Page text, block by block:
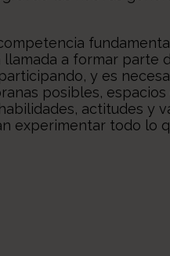
a formar parte
y es
posibles,
actitudes y
experimentar todo lo